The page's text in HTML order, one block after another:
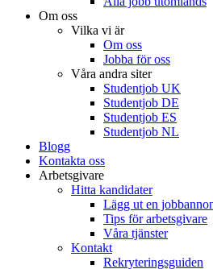
Om oss
Vilka vi är
Om oss
Jobba för oss
Våra andra siter
Studentjob UK
Studentjob DE
Studentjob ES
Studentjob NL
Blogg
Kontakta oss
Arbetsgivare
Hitta kandidater
Lägg ut en
Tips för arbetsgivare
Våra tjänster
Kontakt
Rekryteringsguiden